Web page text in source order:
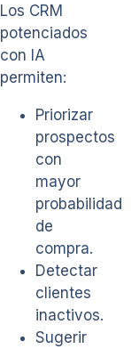
Los CRM
potenciados
con IA
permiten:
Priorizar
prospectos
con
mayor
probabilidad
de
compra.
Detectar
clientes
inactivos.
Sugerir